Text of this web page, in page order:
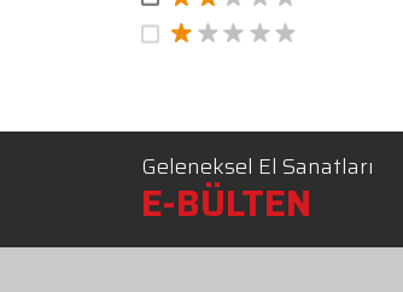
Geleneksel El Sanatları
E-BÜLTEN